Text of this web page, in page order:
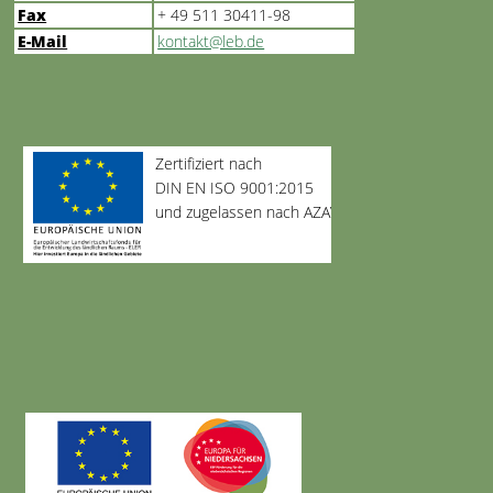
Fax
+ 49 511 30411-98
E-Mail
kontakt@leb.de
Zertifiziert nach
DIN EN ISO 9001:2015
und zugelassen nach AZAV